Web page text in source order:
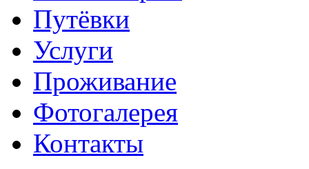
Путёвки
Услуги
Проживание
Фотогалерея
Контакты